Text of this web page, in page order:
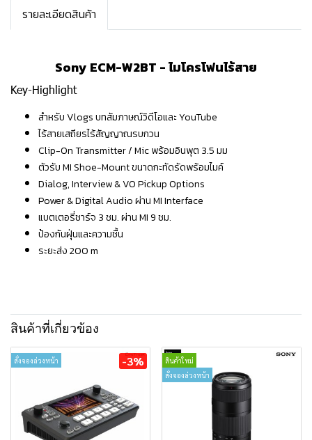
รายละเอียดสินค้า
Sony ECM-W2BT - ไมโครโฟนไร้สาย
Key-Highlight
สำหรับ Vlogs บทสัมภาษณ์วิดีโอและ YouTube
ไร้สายเสถียรไร้สัญญาณรบกวน
Clip-On Transmitter / Mic พร้อมอินพุต 3.5 มม
ตัวรับ MI Shoe-Mount ขนาดกะทัดรัดพร้อมไมค์
Dialog, Interview & VO Pickup Options
Power & Digital Audio ผ่าน MI Interface
แบตเตอรี่ชาร์จ 3 ชม. ผ่าน MI 9 ชม.
ป้องกันฝุ่นและความชื้น
ระยะส่ง 200 m
สินค้าที่เกี่ยวข้อง
สั่งจองล่วงหน้า -3%
สินค้าใหม่
สั่งจองล่วงหน้า